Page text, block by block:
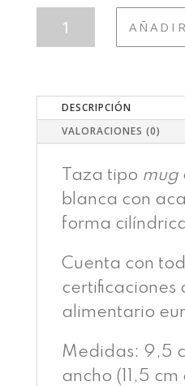
FRIDA
DESCRIPCIÓN
VALORACIONES (0)
Taza tipo mug
blanca con
forma
Cuenta con
certificaciones
alimentario
Medidas: 9,5
ancho (11,5